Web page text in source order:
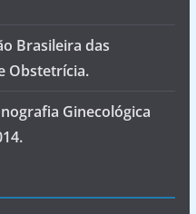
Brasileira das
Obstetrícia.
Ginecológica